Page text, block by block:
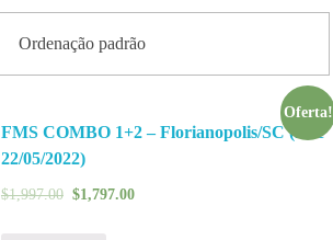
Oferta!
FMS COMBO 1+2 – Florianopolis/SC (21 e
22/05/2022)
$1,997.00 $1,797.00